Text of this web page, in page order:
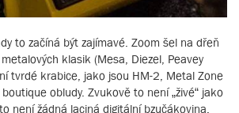
to začíná být zajímavé. Zoom šel na dřeň
klasik (Mesa, Diezel, Peavey
tvrdé krabice, jako jsou HM-2, Metal Zone
obludy. Zvukově to není „živé“ jako
není žádná laciná digitální bzučákovina.